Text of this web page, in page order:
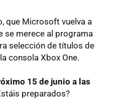
que Microsoft vuelva a
se merece al programa
selección de títulos de
consola Xbox One.
15 de junio a las
preparados?